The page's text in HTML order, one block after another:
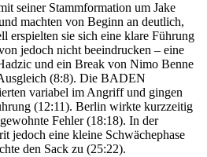
seiner Stammformation um Jake
machten von Beginn an deutlich,
erspielten sie sich eine klare Führung
jedoch nicht beeindrucken – eine
und ein Break von Nimo Benne
(8:8). Die BADEN
variabel im Angriff und gingen
(12:11). Berlin wirkte kurzzeitig
Fehler (18:18). In der
jedoch eine kleine Schwächephase
den Sack zu (25:22).